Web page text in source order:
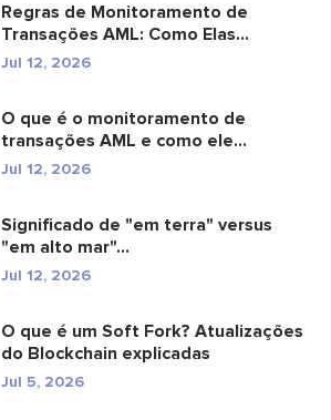
Regras de Monitoramento de
Transações AML: Como Elas
Detectam Cr...
Jul 12, 2026
O que é o monitoramento de
transações AML e como ele
funciona?
Jul 12, 2026
Significado de "em terra" versus
"em alto mar"...
Jul 12, 2026
O que é um Soft Fork? Atualizações
do Blockchain explicadas
Jul 5, 2026